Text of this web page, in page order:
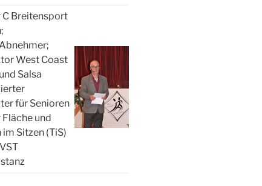
C Breitensport
West Coast
Salsa
für Senioren
und
im Sitzen (TiS)